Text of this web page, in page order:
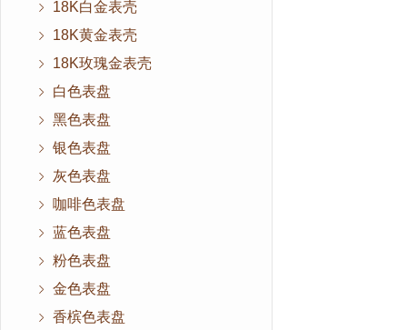
18K白金表壳
18K黄金表壳
18K玫瑰金表壳
白色表盘
黑色表盘
银色表盘
灰色表盘
咖啡色表盘
蓝色表盘
粉色表盘
金色表盘
香槟色表盘